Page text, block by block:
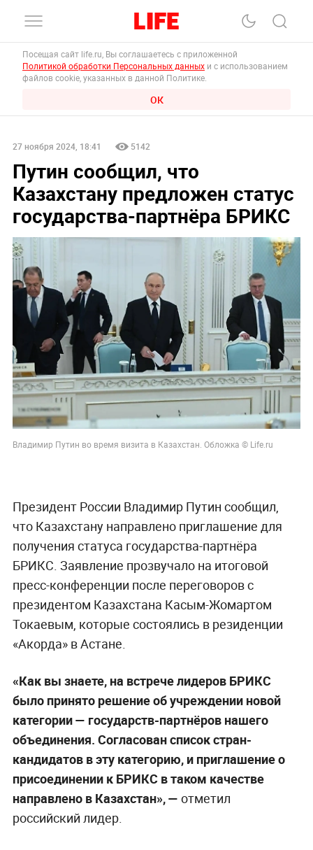
Посещая сайт life.ru, Вы соглашаетесь с приложенной
Политикой обработки Персональных данных и с использованием
файлов cookie, указанных в данной Политике.
ОК
27 ноября 2024, 18:41 5142
Путин сообщил, что
Казахстану предложен статус
государства-партнёра БРИКС
Владимир Путин во время визита в Казахстан. Обложка © Life.ru
Президент России Владимир Путин сообщил,
что Казахстану направлено приглашение для
получения статуса государства-партнёра
БРИКС. Заявление прозвучало на итоговой
пресс-конференции после переговоров с
президентом Казахстана Касым-Жомартом
Токаевым, которые состоялись в резиденции
«Акорда» в Астане.
«Как вы знаете, на встрече лидеров БРИКС
было принято решение об учреждении новой
категории— государств-партнёров нашего
объединения. Согласован список стран-
кандидатов в эту категорию, и приглашение о
присоединении к БРИКС в таком качестве
направлено в Казахстан», — отметил
российский лидер.